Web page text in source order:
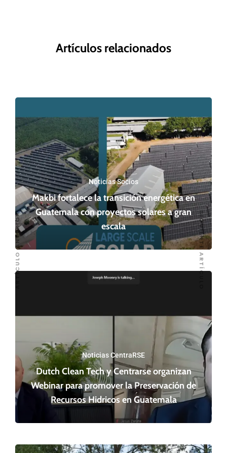
Artículos relacionados
Noticias Socios
Makbi fortalece la transición energética en
Guatemala con proyectos solares a gran
escala
Noticias CentraRSE
Dutch Clean Tech y Centrarse organizan
Webinar para promover la Preservación de
Recursos Hidricos en Guatemala
ARTÍCULO ANTERIOR SIGUIENTE ARTÍCULO